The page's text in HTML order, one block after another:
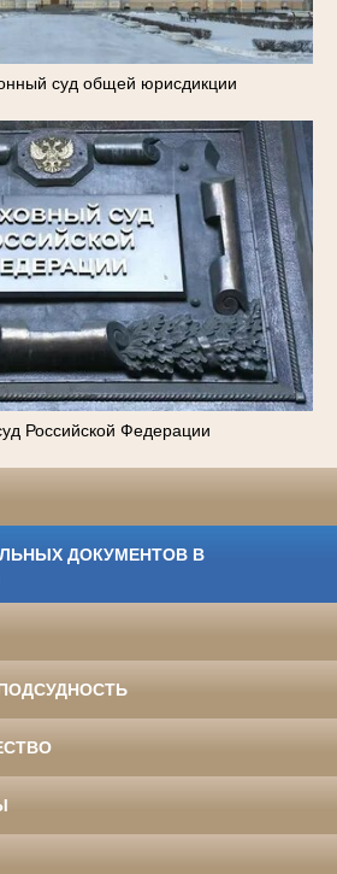
суд общей юрисдикции
Российской Федерации
ДОКУМЕНТОВ В